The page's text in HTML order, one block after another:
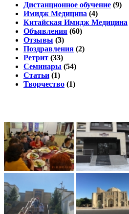
Дистанционное обучение (9)
Имидж Медицина (4)
Китайская Имидж Медицина
Объявления (60)
Отзывы (3)
Поздравления (2)
Ретрит (33)
Семинары (54)
Статьи (1)
Творчество (1)